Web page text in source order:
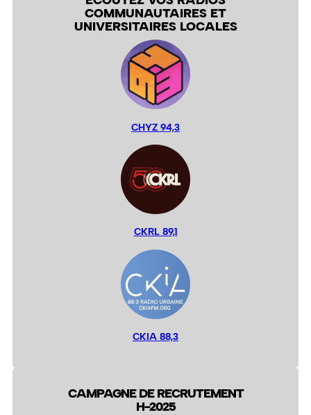
COMMUNAUTAIRES ET
UNIVERSITAIRES LOCALES
CHYZ 94,3
CKRL 89,1
CKIA 88,3
CAMPAGNE DE RECRUTEMENT
H-2025